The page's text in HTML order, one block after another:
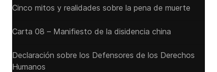
Cinco mitos y realidades sobre la pena de muerte
Carta 08 – Manifiesto de la disidencia china
Declaración sobre los Defensores de los Derechos
Humanos